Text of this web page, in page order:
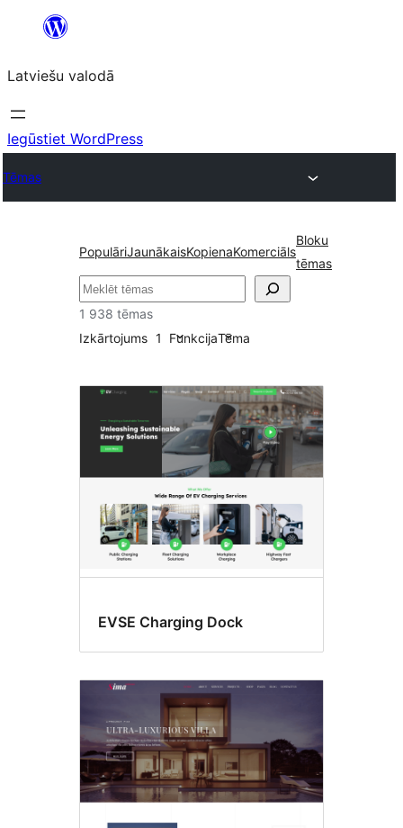
Pāriet
saturu
Latviešu valodā
Iegūstiet WordPress
Tēmas
PopulāriJaunākaisKopienaKomerciāls
Bloku
tēmas
Meklēt
1 938 tēmas
Izkārtojums 1 FunkcijaTēma
Četras
slejas
EVSE Charging Dock